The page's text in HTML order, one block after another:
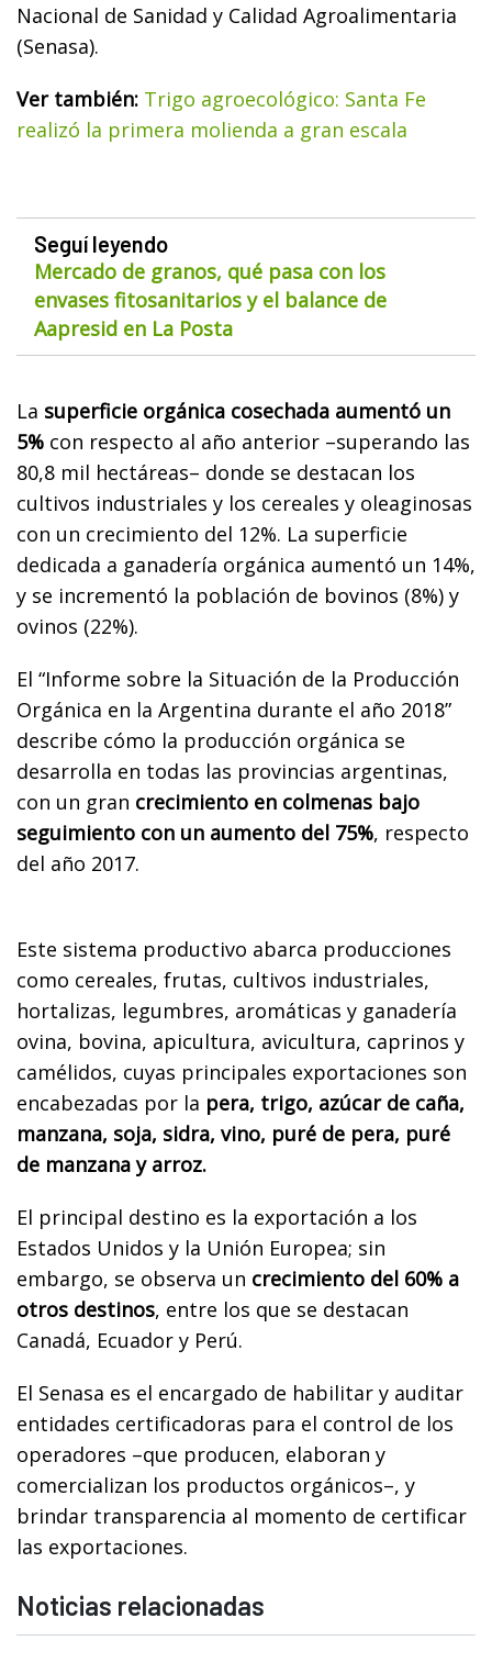
Nacional de Sanidad y Calidad Agroalimentaria
(Senasa).
Ver también: Trigo agroecológico: Santa Fe
realizó la primera molienda a gran escala
Seguí leyendo
Mercado de granos, qué pasa con los
envases fitosanitarios y el balance de
Aapresid en La Posta
La superficie orgánica cosechada aumentó un
5% con respecto al año anterior –superando las
80,8 mil hectáreas– donde se destacan los
cultivos industriales y los cereales y oleaginosas
con un crecimiento del 12%. La superficie
dedicada a ganadería orgánica aumentó un 14%,
y se incrementó la población de bovinos (8%) y
ovinos (22%).
El “Informe sobre la Situación de la Producción
Orgánica en la Argentina durante el año 2018”
describe cómo la producción orgánica se
desarrolla en todas las provincias argentinas,
con un gran crecimiento en colmenas bajo
seguimiento con un aumento del 75%, respecto
del año 2017.
Este sistema productivo abarca producciones
como cereales, frutas, cultivos industriales,
hortalizas, legumbres, aromáticas y ganadería
ovina, bovina, apicultura, avicultura, caprinos y
camélidos, cuyas principales exportaciones son
encabezadas por la pera, trigo, azúcar de caña,
manzana, soja, sidra, vino, puré de pera, puré
de manzana y arroz.
El principal destino es la exportación a los
Estados Unidos y la Unión Europea; sin
embargo, se observa un crecimiento del 60% a
otros destinos, entre los que se destacan
Canadá, Ecuador y Perú.
El Senasa es el encargado de habilitar y auditar
entidades certificadoras para el control de los
operadores –que producen, elaboran y
comercializan los productos orgánicos–, y
brindar transparencia al momento de certificar
las exportaciones.
Noticias relacionadas